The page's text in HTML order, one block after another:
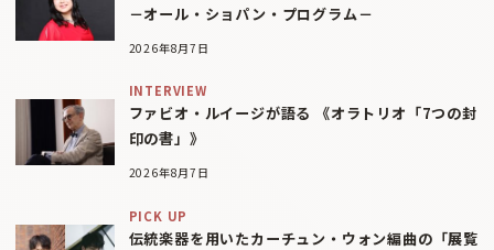
－オール・ショパン・プログラム－
2026年8月7日
INTERVIEW
ファビオ・ルイージが語る 《オラトリオ「7つの封
印の書」》
2026年8月7日
PICK UP
伝統楽器を用いたカーチュン・ウォン編曲の「展覧